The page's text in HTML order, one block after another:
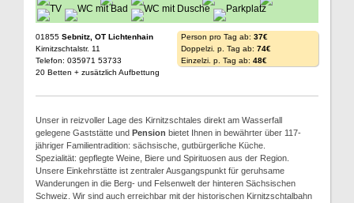
01855 Sebnitz, OT Lichtenhain
Kirnitzschtalstr. 11
Telefon: 035971 53733
20 Betten + zusätzlich Aufbettung
Person pro Tag ab: 37€
Doppelzi. p. Tag ab: 74€
Einzelzi. p. Tag ab: 48€
Unser in reizvoller Lage des Kirnitzschtales direkt am Wasserfall
gelegene Gaststätte und Pension bietet Ihnen in bewährter über 117-
jähriger Familientradition: sächsische, gutbürgerliche Küche.
Spezialität: gepflegte Weine, Biere und Spirituosen aus der Region.
Unsere Einkehrstätte ist zentraler Ausgangspunkt für geruhsame
Wanderungen in die Berg- und Felsenwelt der hinteren Sächsischen
Schweiz. Wir sind auch erreichbar mit der historischen Kirnitzschtalbahn